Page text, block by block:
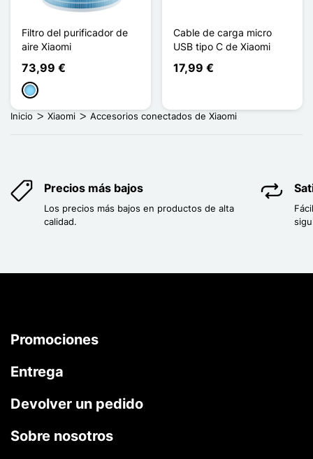
Filtro del purificador de
aire Xiaomi
73,99 €
Azul claro
Cable de carga micro
USB tipo C de Xiaomi
17,99 €
Inicio Xiaomi Accesorios conectados de Xiaomi
Precios más bajos
Los precios más bajos en productos de alta
calidad.
Promociones
Entrega
Devolver un pedido
Sobre nosotros